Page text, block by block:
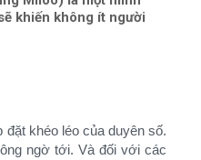
khiến không ít người
khéo léo của duyên số.
ngờ tới. Và đối với các